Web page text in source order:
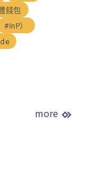
錢包
#InP）
more